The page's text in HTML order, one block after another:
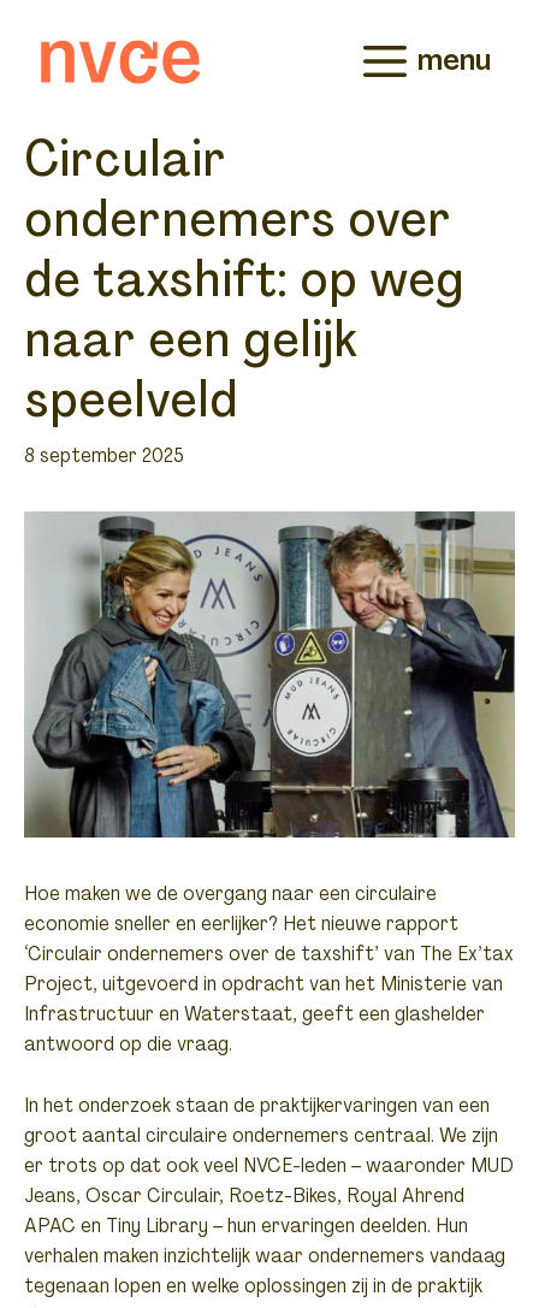
menu
Circulair
ondernemers over
de taxshift: op weg
naar een gelijk
speelveld
8 september 2025
Hoe maken we de overgang naar een circulaire
economie sneller en eerlijker? Het nieuwe rapport
‘Circulair ondernemers over de taxshift’ van The Ex’tax
Project, uitgevoerd in opdracht van het Ministerie van
Infrastructuur en Waterstaat, geeft een glashelder
antwoord op die vraag.
In het onderzoek staan de praktijkervaringen van een
groot aantal circulaire ondernemers centraal. We zijn
er trots op dat ook veel NVCE-leden – waaronder MUD
Jeans, Oscar Circulair, Roetz-Bikes, Royal Ahrend
APAC en Tiny Library – hun ervaringen deelden. Hun
verhalen maken inzichtelijk waar ondernemers vandaag
tegenaan lopen en welke oplossingen zij in de praktijk